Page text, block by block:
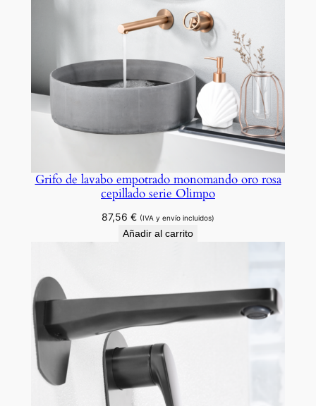
Grifo de lavabo empotrado monomando oro rosa
cepillado serie Olimpo
87,56 € (IVA y envío incluidos)
Añadir al carrito